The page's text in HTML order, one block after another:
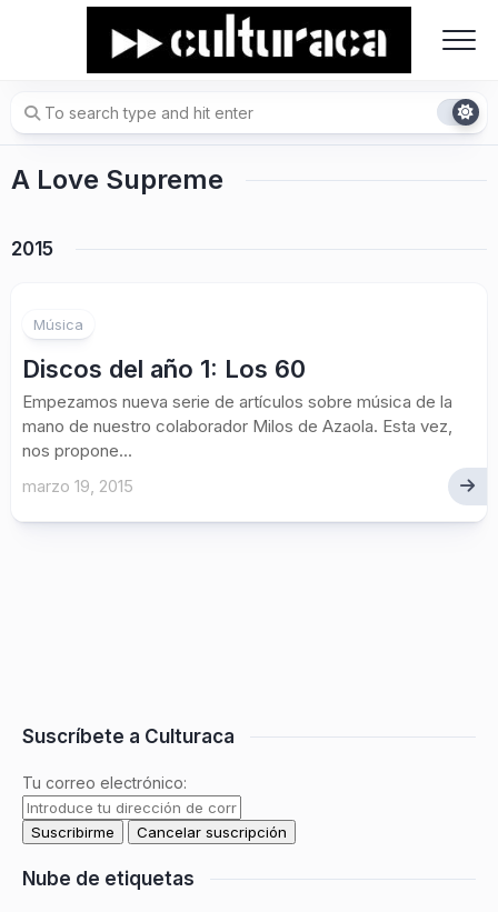
A Love Supreme
2015
Música
Discos del año 1: Los 60
Empezamos nueva serie de artículos sobre música de la
mano de nuestro colaborador Milos de Azaola. Esta vez,
nos propone...
marzo 19, 2015
Suscríbete a Culturaca
Tu correo electrónico:
Nube de etiquetas